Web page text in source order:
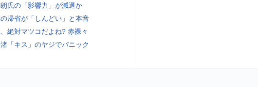
氏の「影響力」が減退か
帰省が「しんどい」と本音
絶対マツコだよね? 赤裸々
「キス」のヤジでパニック